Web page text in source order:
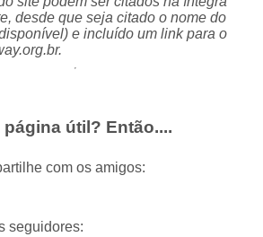
desde que seja citado o nome do
e incluído um link para o
.
útil? Então....
com os amigos:
seguidores: